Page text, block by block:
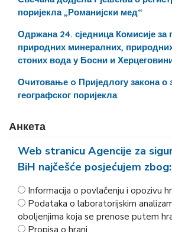
поријекла „Романијски мед“
Одржана 24. сједница Комисије за
природних минералних,
стоних вода у Босни и
Очитовање o Приједлогу закона о
географског поријекла
Анкета
Web stranicu Agencije za
BiH najčešće posjećujem zbog:
Informacija o povlačenju i opozivu
Podataka o laboratorijskim
oboljenjima koja se prenose putem
Propisa o hrani